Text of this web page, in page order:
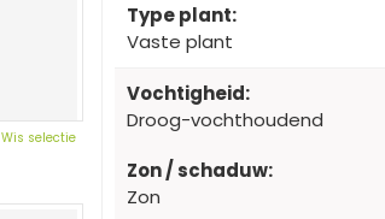
Type plant:
Vaste plant
Vochtigheid:
Droog-vochthoudend
Zon / schaduw:
Zon
Wis selectie